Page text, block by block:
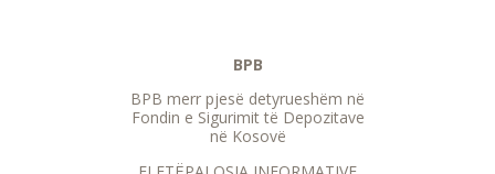
BPB
BPB merr pjesë detyrueshëm në
Fondin e Sigurimit të Depozitave
në Kosovë